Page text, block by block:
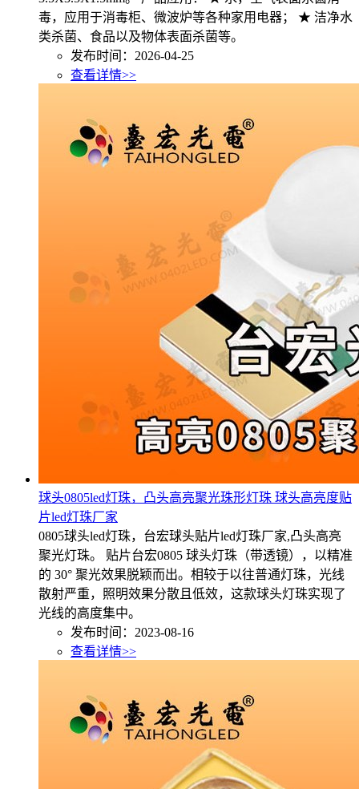
毒，应用于消毒柜、微波炉等各种家用电器； ★ 洁净水
类杀菌、食品以及物体表面杀菌等。
发布时间：2026-04-25
查看详情>>
球头0805led灯珠，凸头高亮聚光珠形灯珠 球头高亮度贴
片led灯珠厂家
0805球头led灯珠，台宏球头贴片led灯珠厂家,凸头高亮
聚光灯珠。 贴片台宏0805 球头灯珠（带透镜），以精准
的 30° 聚光效果脱颖而出。相较于以往普通灯珠，光线
散射严重，照明效果分散且低效，这款球头灯珠实现了
光线的高度集中。
发布时间：2023-08-16
查看详情>>